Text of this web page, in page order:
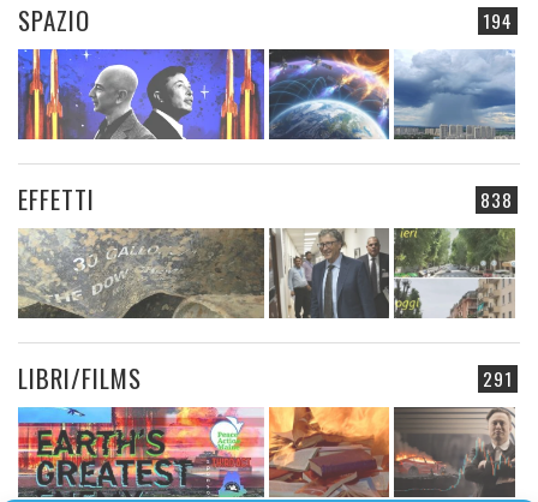
194
SPAZIO
838
EFFETTI
291
LIBRI/FILMS